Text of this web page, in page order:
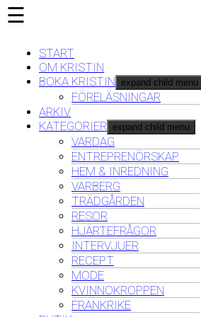
☰
START
OM KRISTIN
BOKA KRISTIN
expand child menu
FÖRELÄSNINGAR
ARKIV
KATEGORIER
expand child menu
VARDAG
ENTREPRENÖRSKAP
HEM & INREDNING
VARBERG
TRÄDGÅRDEN
RESOR
HJÄRTEFRÅGOR
INTERVJUER
RECEPT
MODE
KVINNOKROPPEN
FRANKRIKE